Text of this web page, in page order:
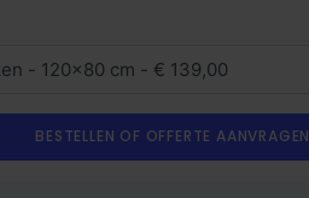
BESTELLEN OF OFFERTE AANVRAGEN